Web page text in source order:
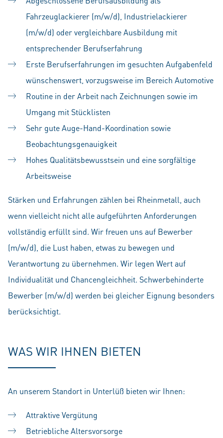
Fahrzeuglackierer (m/w/d), Industrielackierer
(m/w/d) oder vergleichbare Ausbildung mit
entsprechender Berufserfahrung
Erste Berufserfahrungen im gesuchten Aufgabenfeld
wünschenswert, vorzugsweise im Bereich Automotive
Routine in der Arbeit nach Zeichnungen sowie im
Umgang mit Stücklisten
Sehr gute Auge-Hand-Koordination sowie
Beobachtungsgenauigkeit
Hohes Qualitätsbewusstsein und eine sorgfältige
Arbeitsweise
Stärken und Erfahrungen zählen bei Rheinmetall, auch
wenn vielleicht nicht alle aufgeführten Anforderungen
vollständig erfüllt sind. Wir freuen uns auf Bewerber
(m/w/d), die Lust haben, etwas zu bewegen und
Verantwortung zu übernehmen. Wir legen Wert auf
Individualität und Chancengleichheit. Schwerbehinderte
Bewerber (m/w/d) werden bei gleicher Eignung besonders
berücksichtigt.
WAS WIR IHNEN BIETEN
An unserem Standort in Unterlüß bieten wir Ihnen:
Attraktive Vergütung
Betriebliche Altersvorsorge